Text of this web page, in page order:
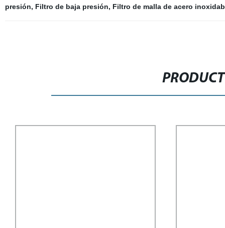
presión, Filtro de baja presión, Filtro de malla de acero